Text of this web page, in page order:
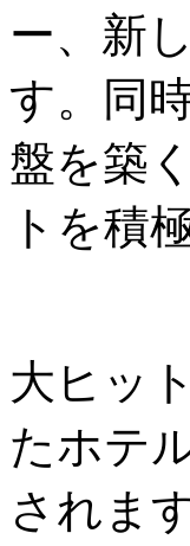
ー、新
す。同
盤を築
トを積
大ヒッ
たホテ
されま